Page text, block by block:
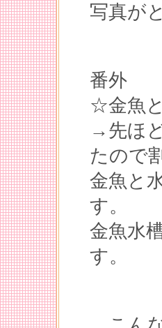
写真が
番外
☆金魚
→先ほ
たので
金魚と
す。
金魚水
す。